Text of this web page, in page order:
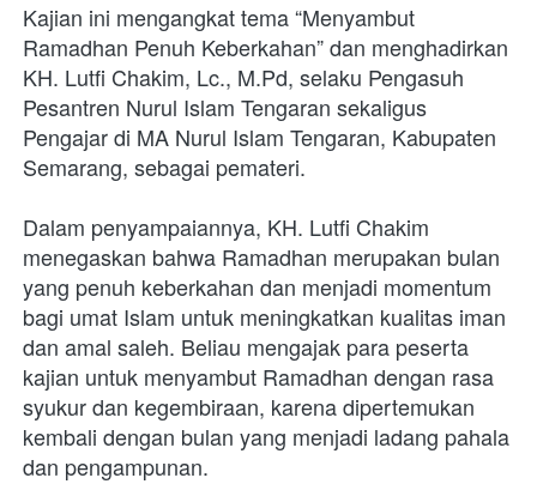
Kajian ini mengangkat tema “Menyambut
Ramadhan Penuh Keberkahan” dan menghadirkan
KH. Lutfi Chakim, Lc., M.Pd, selaku Pengasuh
Pesantren Nurul Islam Tengaran sekaligus
Pengajar di MA Nurul Islam Tengaran, Kabupaten
Semarang, sebagai pemateri.
Dalam penyampaiannya, KH. Lutfi Chakim
menegaskan bahwa Ramadhan merupakan bulan
yang penuh keberkahan dan menjadi momentum
bagi umat Islam untuk meningkatkan kualitas iman
dan amal saleh. Beliau mengajak para peserta
kajian untuk menyambut Ramadhan dengan rasa
syukur dan kegembiraan, karena dipertemukan
kembali dengan bulan yang menjadi ladang pahala
dan pengampunan.